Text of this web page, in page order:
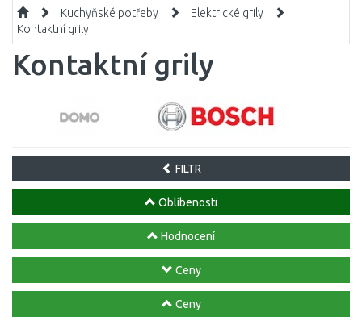
Kuchyňské potřeby
Elektrické grily
Kontaktní grily
Kontaktní grily
FILTR
Oblíbenosti
Hodnocení
Ceny
Ceny